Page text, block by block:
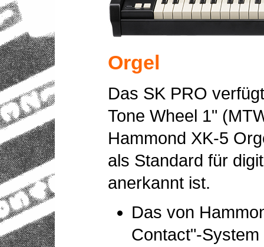
Orgel
Das SK PRO
Tone Wheel 1"
Hammond XK-5
als Standard für
anerkannt ist.
Das von
Contact"-